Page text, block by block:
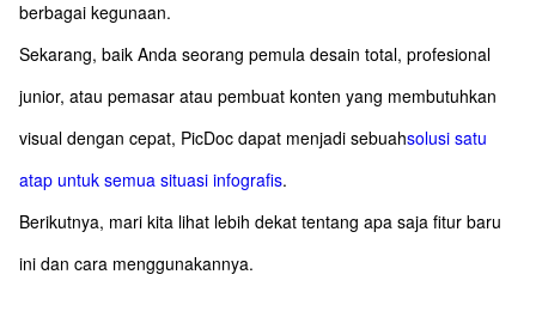
berbagai kegunaan.
Sekarang, baik Anda seorang pemula desain total, profesional
junior, atau pemasar atau pembuat konten yang membutuhkan
visual dengan cepat, PicDoc dapat menjadi sebuahsolusi satu
atap untuk semua situasi infografis.
Berikutnya, mari kita lihat lebih dekat tentang apa saja fitur baru
ini dan cara menggunakannya.